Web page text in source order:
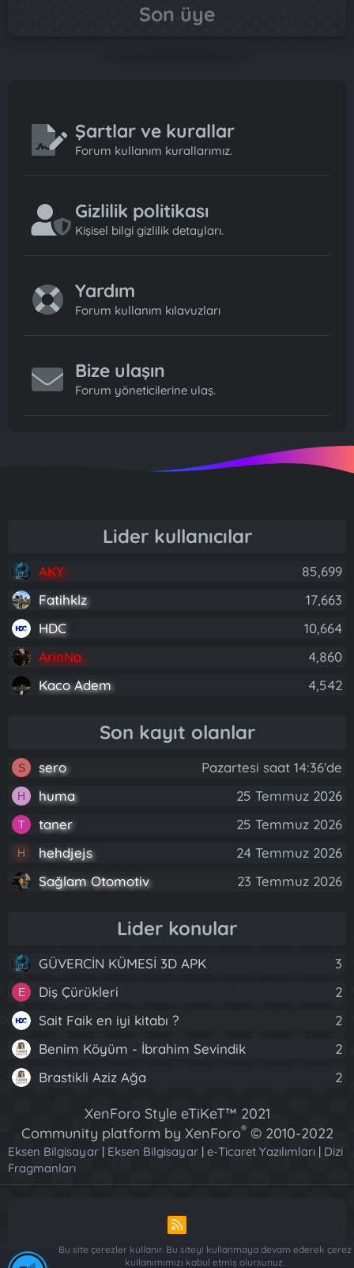
Son üye
Şartlar ve kurallar
Forum kullanım kurallarımız.
Gizlilik politikası
Kişisel bilgi gizlilik detayları.
Yardım
Forum kullanım kılavuzları
Bize ulaşın
Forum yöneticilerine ulaş.
Lider kullanıcılar
AKY
85,699
Fatihklz
17,663
HDC
10,664
ArinNa
4,860
Kaco Adem
4,542
Son kayıt olanlar
S sero Pazartesi saat 14:36'de
H huma 25 Temmuz 2026
T taner 25 Temmuz 2026
H hehdjejs
24 Temmuz 2026
Sağlam Otomotiv
23 Temmuz 2026
Lider konular
GÜVERCİN KÜMESİ 3D APK 3
E Diş Çürükleri
2
Sait Faik en iyi kitabı ?
2
Benim Köyüm - İbrahim Sevindik
2
Brastikli Aziz Ağa
2
XenForo Style eTiKeT™ 2021
Community platform by XenForo® © 2010-2022
XenForo Ltd.
[XGT] Forum statistics system
Eksen Bilgisayar | Eksen Bilgisayar | e-Ticaret Yazılımları | Dizi
Fragmanları
R
S
Bu site çerezler kullanır. Bu siteyi kullanmaya devam ederek çerez
kullanımımızı kabul etmiş olursunuz.